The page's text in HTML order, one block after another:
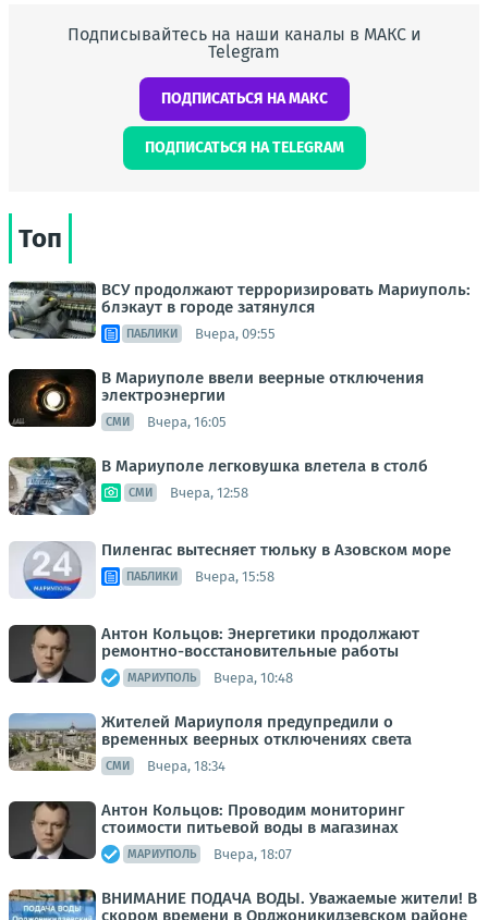
Подписывайтесь на наши каналы в МАКС и
Telegram
ПОДПИСАТЬСЯ НА МАКС
ПОДПИСАТЬСЯ НА TELEGRAM
Топ
ВСУ продолжают терроризировать Мариуполь:
блэкаут в городе затянулся
ПАБЛИКИ Вчера, 09:55
В Мариуполе ввели веерные отключения
электроэнергии
СМИ Вчера, 16:05
В Мариуполе легковушка влетела в столб
СМИ Вчера, 12:58
Пиленгас вытесняет тюльку в Азовском море
ПАБЛИКИ Вчера, 15:58
Антон Кольцов: Энергетики продолжают
ремонтно-восстановительные работы
МАРИУПОЛЬ Вчера, 10:48
Жителей Мариуполя предупредили о
временных веерных отключениях света
СМИ Вчера, 18:34
Антон Кольцов: Проводим мониторинг
стоимости питьевой воды в магазинах
МАРИУПОЛЬ Вчера, 18:07
ВНИМАНИЕ ПОДАЧА ВОДЫ. Уважаемые жители! В
скором времени в Орджоникидзевском районе